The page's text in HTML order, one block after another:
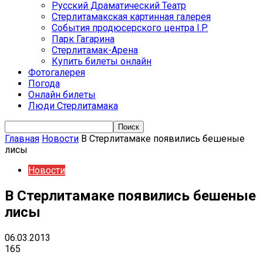
Русский Драматический Театр
Стерлитамакская картинная галерея
События продюсерского центра I.P.
Парк Гагарина
Стерлитамак-Арена
Купить билеты онлайн
Фотогалерея
Погода
Онлайн билеты
Люди Стерлитамака
Главная Новости В Стерлитамаке появились бешеные
лисы
Новости
В Стерлитамаке появились бешеные
лисы
06.03.2013
165